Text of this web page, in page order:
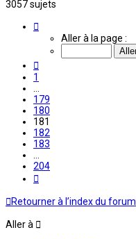
3057 sujets
181
Aller à la page :
1
179
180
181
182
183
204
Retourner à l’index du forum
Aller à